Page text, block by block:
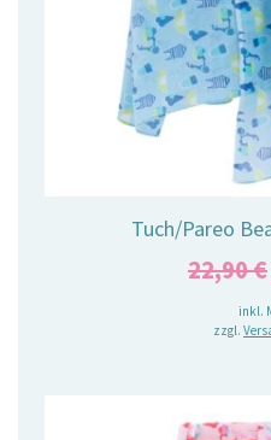
Tuch/Pareo
22,90€
inkl.
zzgl.